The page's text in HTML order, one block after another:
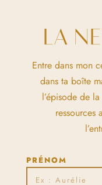
LA
Entre dans mon
dans ta boîte
l’épisode de
ressources
PRÉNOM